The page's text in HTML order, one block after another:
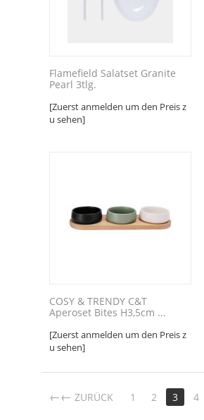
Flamefield Salatset Granite
Pearl 3tlg.
[Zuerst anmelden um den Preis z
u sehen]
COSY & TRENDY C&T
Aperoset Bites H3,5cm ...
[Zuerst anmelden um den Preis z
u sehen]
← ZURÜCK 1 2 3 4